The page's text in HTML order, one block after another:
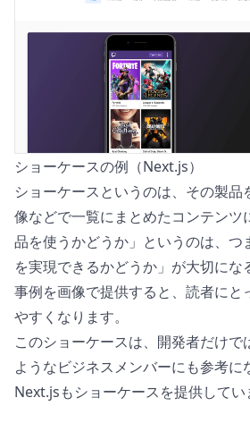
ショーケースの例（Next.js）
ショーケースというのは、その製
像などで一覧にまとめたコンテンツ
品を使うかどうか」というのは、つ
を実現できるかどうか」が大切にな
事例を画像で提供すると、読者にと
やすくなります。
このショーケースは、開発者だけ
ようなビジネスメンバーにも参考に
Next.jsもショーケースを提供してい